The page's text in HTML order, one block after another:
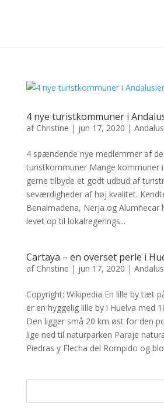
4 nye turistkommuner i
af Christine | jun 17, 2020 |
4 spændende nye medlemmer af
turistkommuner Mange kommuner i
gerne tilbyde et godt udbud af
seværdigheder af høj kvalitet.
Benalmadena, Nerja og Alumñecar
levet op til lokalregerings...
Cartaya – en overset perle i
af Christine | jun 17, 2020 |
Copyright: Wikipedia En lille by tæt
er en hyggelig lille by i Huelva med
Den ligger små 20 km øst for den
lige ned til naturparken Paraje
Piedras y Flecha del Rompido og